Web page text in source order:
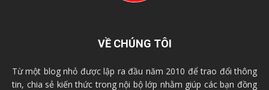
VỀ CHÚNG TÔI
Từ một blog nhỏ được lập ra đầu năm 2010 để trao đổi thông
tin, chia sẻ kiến thức trong nội bộ lớp nhằm giúp các bạn đồng